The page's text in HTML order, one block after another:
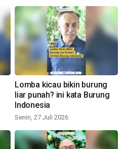
Lomba kicau bikin burung
liar punah? ini kata Burung
Indonesia
Senin, 27 Juli 2026